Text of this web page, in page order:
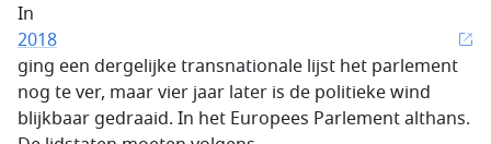
In
2018
ging een dergelijke transnationale lijst het parlement
nog te ver, maar vier jaar later is de politieke wind
blijkbaar gedraaid. In het Europees Parlement althans.